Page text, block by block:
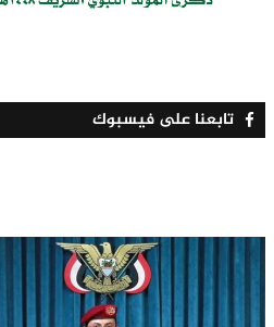
تابعنا على فيسبوك